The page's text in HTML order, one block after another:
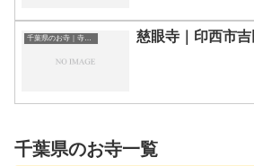
千葉県のお寺｜寺院一覧 慈眼寺｜印西市
千葉県のお寺一覧